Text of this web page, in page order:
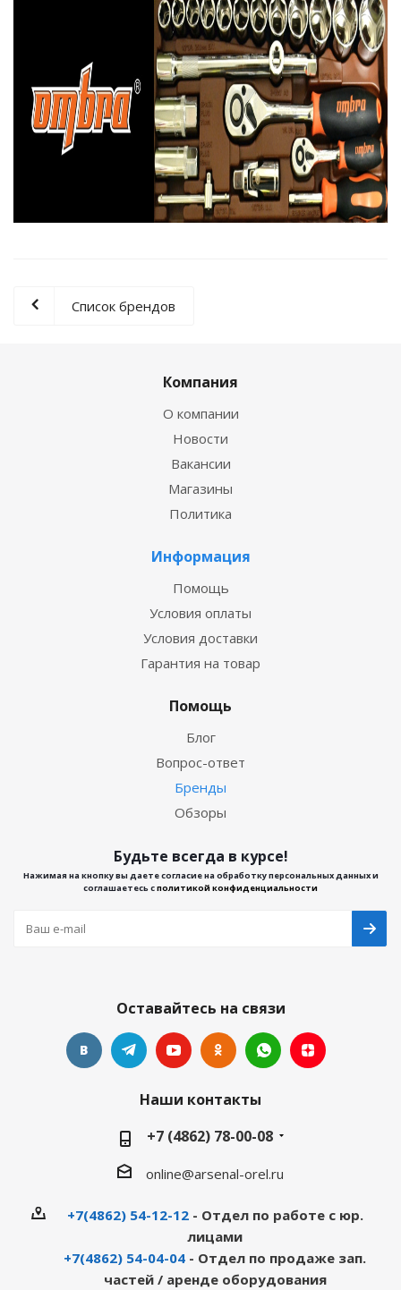
Список брендов
Компания
О компании
Новости
Вакансии
Магазины
Политика
Информация
Помощь
Условия оплаты
Условия доставки
Гарантия на товар
Помощь
Блог
Вопрос-ответ
Бренды
Обзоры
Будьте всегда в курсе!
Нажимая на кнопку вы даете согласие на обработку персональных данных и
соглашаетесь сполитикой конфиденциальности
Оставайтесь на связи
Наши контакты
+7 (4862) 78-00-08
online@arsenal-orel.ru
+7(4862) 54-12-12- Отдел по работе с юр.
лицами
+7(4862) 54-04-04 - Отдел по продаже зап.
частей / аренде оборудования